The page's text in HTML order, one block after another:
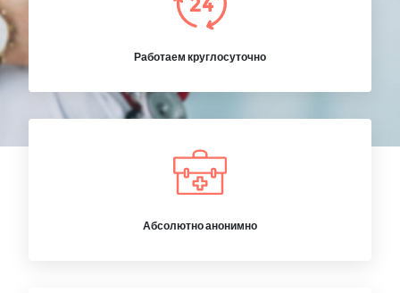
Работаем круглосуточно
Абсолютно анонимно